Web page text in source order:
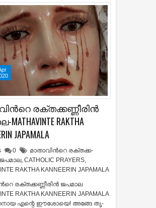
ര­ക്ത­ക്ക­ണ്ണീരിന്‍
RAKTHA
JAPAMALA
0
മാതാവിന്‍റെ ര­ക്ത­ക്ക­
ജ­പമാ­ല, CATHOLIC PRAYERS,
RAKTHA KANNEERIN JAPAMALA
ര­ക്ത­ക്ക­ണ്ണീരിന്‍ ജ­പമാ­ല
RAKTHA KANNEERIN JAPAMALA
എ­ന്റെ ഈ­ശോയെ! അ­ങ്ങേ തൃ­